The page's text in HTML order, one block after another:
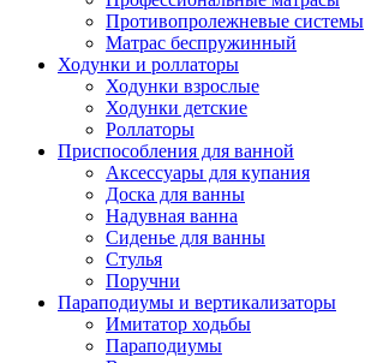
Противопролежневые системы
Матрас беспружинный
Ходунки и роллаторы
Ходунки взрослые
Ходунки детские
Роллаторы
Приспособления для ванной
Аксессуары для купания
Доска для ванны
Надувная ванна
Сиденье для ванны
Стулья
Поручни
Параподиумы и вертикализаторы
Имитатор ходьбы
Параподиумы